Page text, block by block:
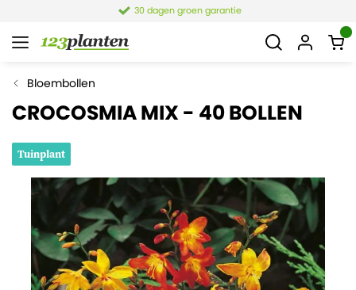
30 dagen groen garantie
Bloembollen
CROCOSMIA MIX - 40 BOLLEN
Tuinplant